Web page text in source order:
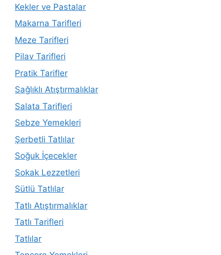
Kekler ve Pastalar
Makarna Tarifleri
Meze Tarifleri
Pilav Tarifleri
Pratik Tarifler
Sağlıklı Atıştırmalıklar
Salata Tarifleri
Sebze Yemekleri
Şerbetli Tatlılar
Soğuk İçecekler
Sokak Lezzetleri
Sütlü Tatlılar
Tatlı Atıştırmalıklar
Tatlı Tarifleri
Tatlılar